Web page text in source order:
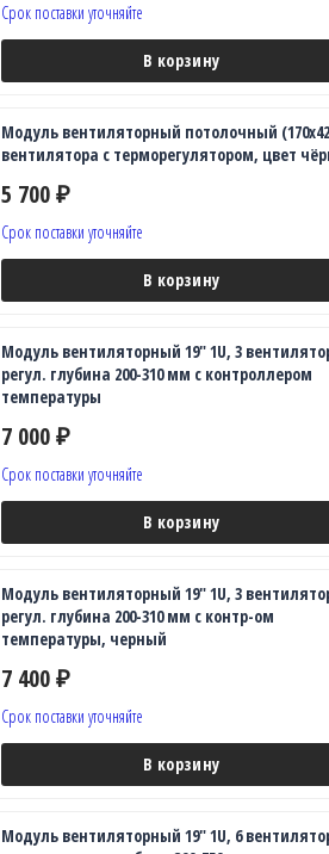
Срок поставки уточняйте
В корзину
Модуль вентиляторный потолочный
вентилятора с терморегулятором, цвет
5 700 ₽
Срок поставки уточняйте
В корзину
Модуль вентиляторный 19" 1U, 3
регул. глубина 200-310 мм с контроллером
температуры
7 000 ₽
Срок поставки уточняйте
В корзину
Модуль вентиляторный 19" 1U, 3
регул. глубина 200-310 мм с контр-ом
температуры, черный
7 400 ₽
Срок поставки уточняйте
В корзину
Модуль вентиляторный 19" 1U, 6